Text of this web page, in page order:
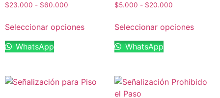
$23.000 - $60.000
Seleccionar opciones
WhatsApp
$5.000 - $20.000
Seleccionar opciones
WhatsApp